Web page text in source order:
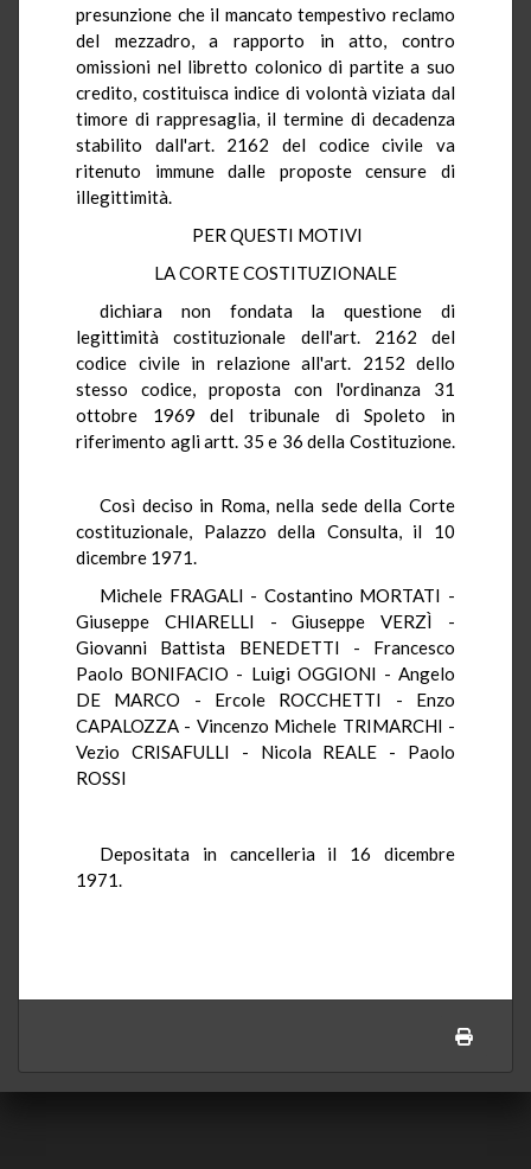
presunzione che il mancato tempestivo reclamo
del mezzadro, a rapporto in atto, contro
omissioni nel libretto colonico di partite a suo
credito, costituisca indice di volontà viziata dal
timore di rappresaglia, il termine di decadenza
stabilito dall'art. 2162 del codice civile va
ritenuto immune dalle proposte censure di
illegittimità.
PER QUESTI MOTIVI
LA CORTE COSTITUZIONALE
dichiara non fondata la questione di
legittimità costituzionale dell'art. 2162 del
codice civile in relazione all'art. 2152 dello
stesso codice, proposta con l'ordinanza 31
ottobre 1969 del tribunale di Spoleto in
riferimento agli artt. 35 e 36 della Costituzione.
Così deciso in Roma, nella sede della Corte
costituzionale, Palazzo della Consulta, il 10
dicembre 1971.
Michele FRAGALI - Costantino MORTATI -
Giuseppe CHIARELLI - Giuseppe VERZÌ -
Giovanni Battista BENEDETTI - Francesco
Paolo BONIFACIO - Luigi OGGIONI - Angelo
DE MARCO - Ercole ROCCHETTI - Enzo
CAPALOZZA - Vincenzo Michele TRIMARCHI -
Vezio CRISAFULLI - Nicola REALE - Paolo
ROSSI
Depositata in cancelleria il 16 dicembre
1971.